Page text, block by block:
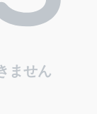
ません